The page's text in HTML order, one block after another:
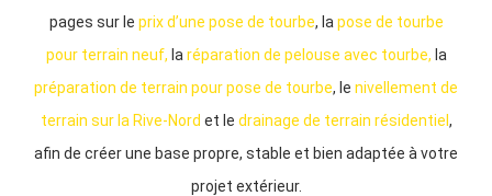
pages sur le prix d’une pose de tourbe, la pose de tourbe
pour terrain neuf, la réparation de pelouse avec tourbe, la
préparation de terrain pour pose de tourbe, le nivellement de
terrain sur la Rive-Nord et le drainage de terrain résidentiel ,
afin de créer une base propre, stable et bien adaptée à votre
projet extérieur.